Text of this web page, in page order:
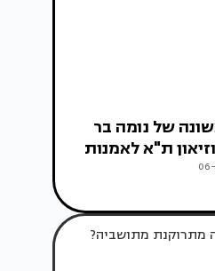
של נומה בר
ת"א לאמנות